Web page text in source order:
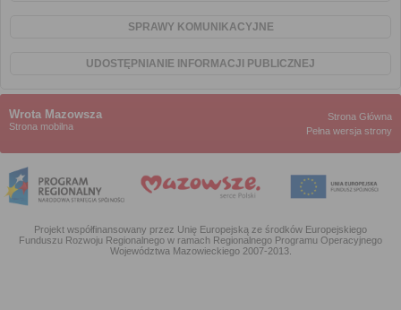
SPRAWY KOMUNIKACYJNE
UDOSTĘPNIANIE INFORMACJI PUBLICZNEJ
Wrota Mazowsza
Strona mobilna
Strona Główna
Pełna wersja strony
Projekt współfinansowany przez Unię Europejską ze środków Europejskiego
Funduszu Rozwoju Regionalnego w ramach Regionalnego Programu Operacyjnego
Województwa Mazowieckiego 2007-2013.